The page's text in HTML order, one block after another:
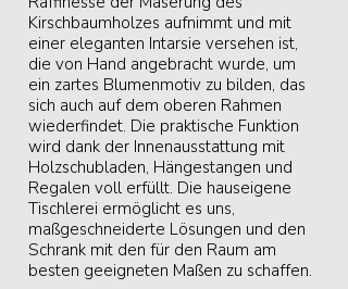
Kirschbaumholzes aufnimmt und mit
einer eleganten Intarsie versehen ist,
die von Hand angebracht wurde, um
ein zartes Blumenmotiv zu bilden, das
sich auch auf dem oberen Rahmen
wiederfindet. Die praktische Funktion
wird dank der Innenausstattung mit
Holzschubladen, Hängestangen und
Regalen voll erfüllt. Die hauseigene
Tischlerei ermöglicht es uns,
maßgeschneiderte Lösungen und den
Schrank mit den für den Raum am
besten geeigneten Maßen zu schaffen.